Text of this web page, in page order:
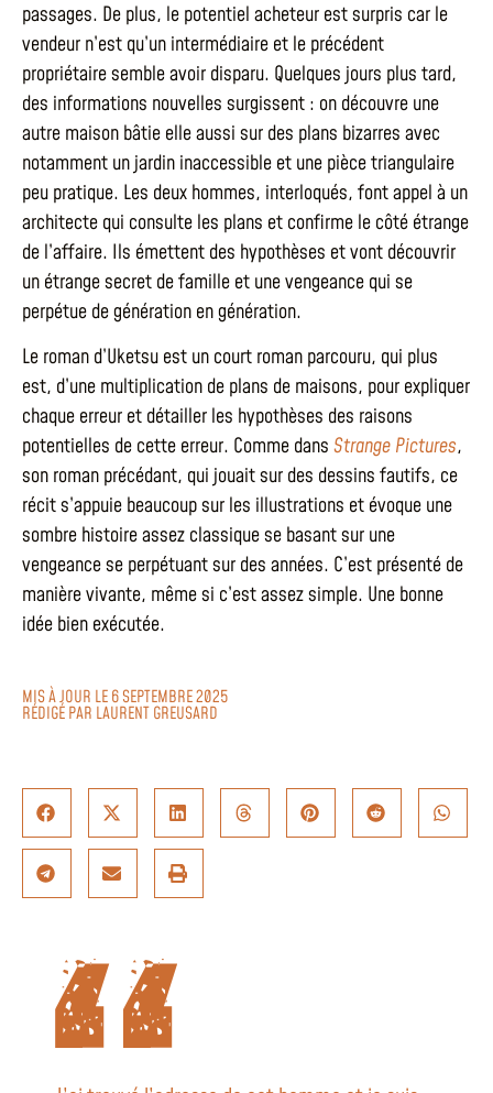
passages. De plus, le potentiel acheteur est surpris car le
vendeur n’est qu’un intermédiaire et le précédent
propriétaire semble avoir disparu. Quelques jours plus tard,
des informations nouvelles surgissent : on découvre une
autre maison bâtie elle aussi sur des plans bizarres avec
notamment un jardin inaccessible et une pièce triangulaire
peu pratique. Les deux hommes, interloqués, font appel à un
architecte qui consulte les plans et confirme le côté étrange
de l’affaire. Ils émettent des hypothèses et vont découvrir
un étrange secret de famille et une vengeance qui se
perpétue de génération en génération.
Le roman d’Uketsu est un court roman parcouru, qui plus
est, d’une multiplication de plans de maisons, pour expliquer
chaque erreur et détailler les hypothèses des raisons
potentielles de cette erreur. Comme dans Strange Pictures,
son roman précédant, qui jouait sur des dessins fautifs, ce
récit s’appuie beaucoup sur les illustrations et évoque une
sombre histoire assez classique se basant sur une
vengeance se perpétuant sur des années. C’est présenté de
manière vivante, même si c’est assez simple. Une bonne
idée bien exécutée.
MIS À JOUR LE 6 SEPTEMBRE 2025
RÉDIGÉ PAR LAURENT GREUSARD